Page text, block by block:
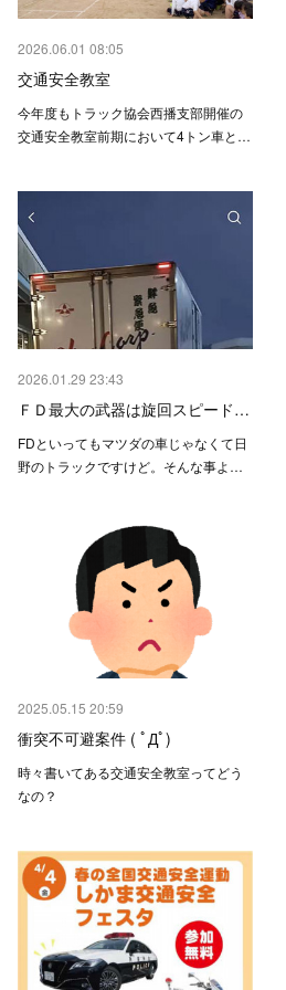
2026.06.01 08:05
交通安全教室
今年度もトラック協会西播支部開催の
交通安全教室前期において4トン車と…
2026.01.29 23:43
ＦＤ最大の武器は旋回スピード…
FDといってもマツダの車じゃなくて日
野のトラックですけど。そんな事よ…
2025.05.15 20:59
衝突不可避案件 ( ﾟДﾟ)
時々書いてある交通安全教室ってどう
なの？